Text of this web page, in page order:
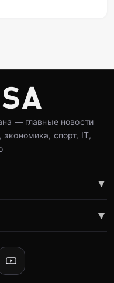
— главные новости
экономика, спорт, IT,